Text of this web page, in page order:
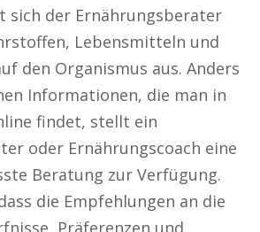
sich der Ernährungsberater
Lebensmitteln und
den Organismus aus. Anders
Informationen, die man in
findet, stellt ein
oder Ernährungscoach eine
Beratung zur Verfügung.
die Empfehlungen an die
Präferenzen und